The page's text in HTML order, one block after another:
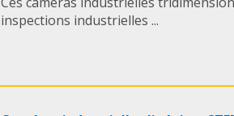
inspections industrielles ...